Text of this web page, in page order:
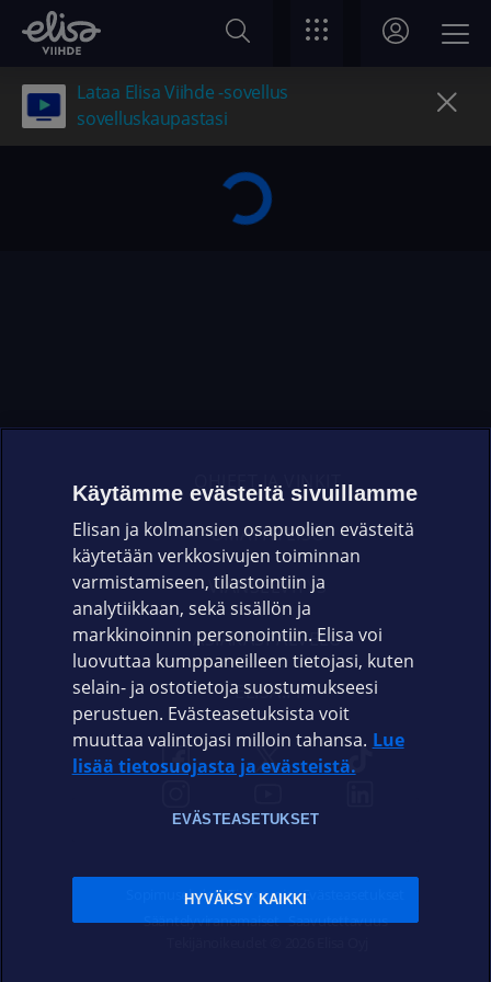
Lataa Elisa Viihde -sovellus
sovelluskaupastasi
OHJEET JA VINKIT
OMAYHTEISÖ
VIANSELVITYS
ASIAKASPALVELU
ELISA.FI
Sopimusehdot Tietosuoja Evästeasetukset
Sääntelyviranomaiset Saavutettavuus
Käytämme evästeitä sivuillamme
Elisan ja kolmansien osapuolien evästeitä
käytetään verkkosivujen toiminnan
varmistamiseen, tilastointiin ja
analytiikkaan, sekä sisällön ja
markkinoinnin personointiin. Elisa voi
luovuttaa kumppaneilleen tietojasi, kuten
selain- ja ostotietoja suostumukseesi
perustuen. Evästeasetuksista voit
muuttaa valintojasi milloin tahansa. Lue
lisää tietosuojasta ja evästeistä.
EVÄSTEASETUKSET
HYVÄKSY KAIKKI